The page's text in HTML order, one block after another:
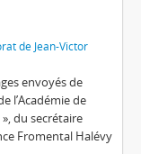
de Jean-Victor
envoyés de
l’Académie de
du secrétaire
Fromental Halévy